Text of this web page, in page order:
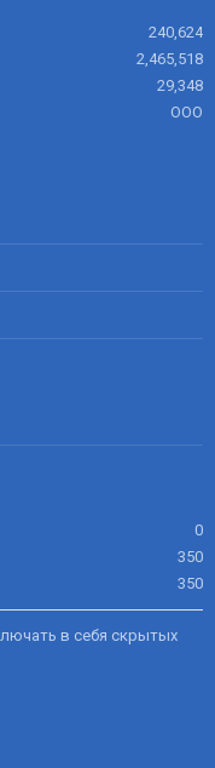
240,624
2,465,518
29,348
ООО
0
350
350
в себя скрытых